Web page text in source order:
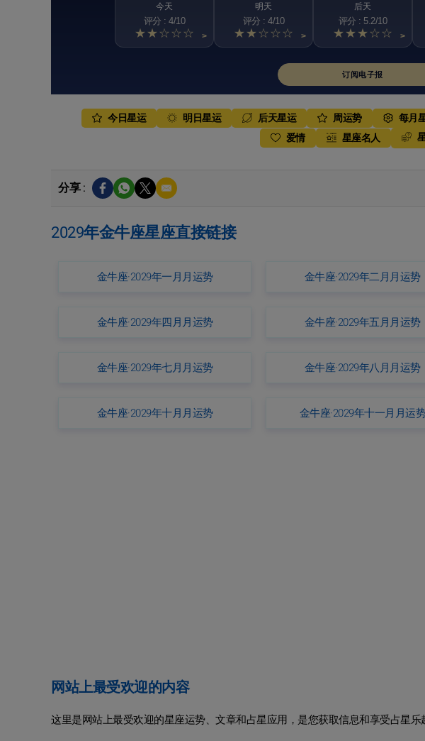
今天
评分 : 4/10
★★☆☆☆ >
明天
评分 : 4/10
★★☆☆☆ >
后天
评分 : 5.2/10
★★★☆☆ >
订阅电子报
今日星运 明日星运 后天星运 周运势 每月
爱情
星座名人
分享 :
2029年金牛座星座直接链接
金牛座·2029年一月月运势 金牛座·2029年二月月运势
金牛座·2029年四月月运势 金牛座·2029年五月月运势
金牛座·2029年七月月运势 金牛座·2029年八月月运势
金牛座·2029年十月月运势 金牛座·2029年十一月月运
网站上最受欢迎的内容
这里是网站上最受欢迎的星座运势、文章和占星应用，是您获取信息和享受占星乐